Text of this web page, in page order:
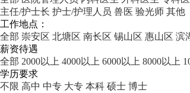
主任/护士长 护士/护理人员 兽医 验光师 其他
工作地点：
全部 崇安区 北塘区 南长区 锡山区 惠山区 滨
薪资待遇
全部 2000以上 4000以上 6000以上 8000以上
学历要求
不限 高中 中专 大专 本科 硕士 博士